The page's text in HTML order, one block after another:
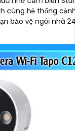
cùng hệ thống
bảo vệ ngôi nhà